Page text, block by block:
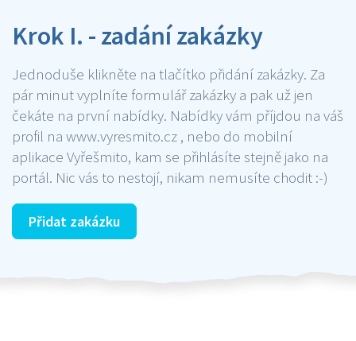
Krok I. - zadání zakázky
Jednoduše klikněte na tlačítko přidání zakázky. Za
pár minut vyplníte formulář zakázky a pak už jen
čekáte na první nabídky. Nabídky vám příjdou na váš
profil na www.vyresmito.cz , nebo do mobilní
aplikace Vyřešmito, kam se přihlásíte stejně jako na
portál. Nic vás to nestojí, nikam nemusíte chodit :-)
Přidat zakázku